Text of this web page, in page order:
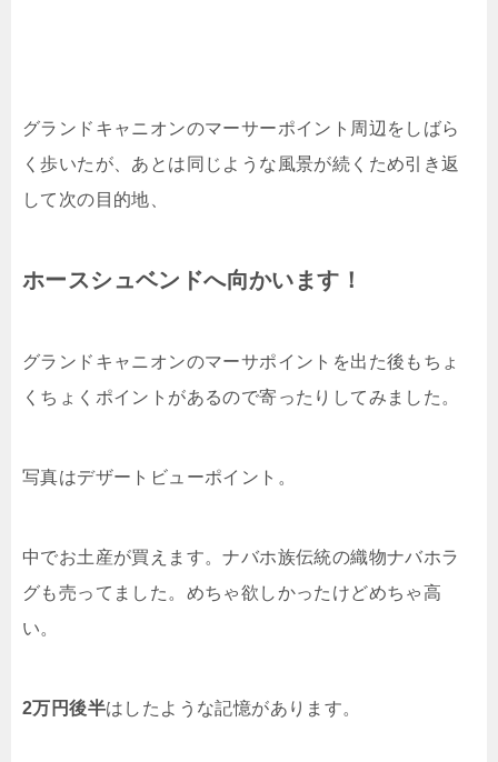
グランドキャニオンのマーサーポイント周辺をしばら
く歩いたが、あとは同じような風景が続くため引き返
して次の目的地、
ホースシュベンドへ向かいます！
グランドキャニオンのマーサポイントを出た後もちょ
くちょくポイントがあるので寄ったりしてみました。
写真はデザートビューポイント。
中でお土産が買えます。ナバホ族伝統の織物ナバホラ
グも売ってました。めちゃ欲しかったけどめちゃ高
い。
2万円後半はしたような記憶があります。